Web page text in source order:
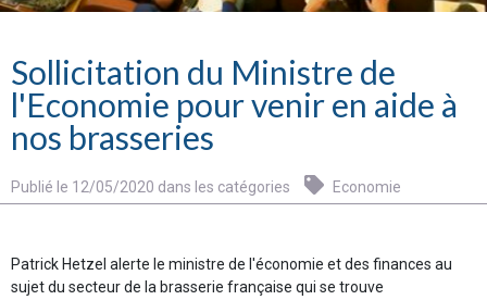
Sollicitation du Ministre de
l'Economie pour venir en aide à
nos brasseries
Publié le 12/05/2020 dans les catégories Economie
Patrick Hetzel alerte le ministre de l'économie et des finances au
sujet du secteur de la brasserie française qui se trouve